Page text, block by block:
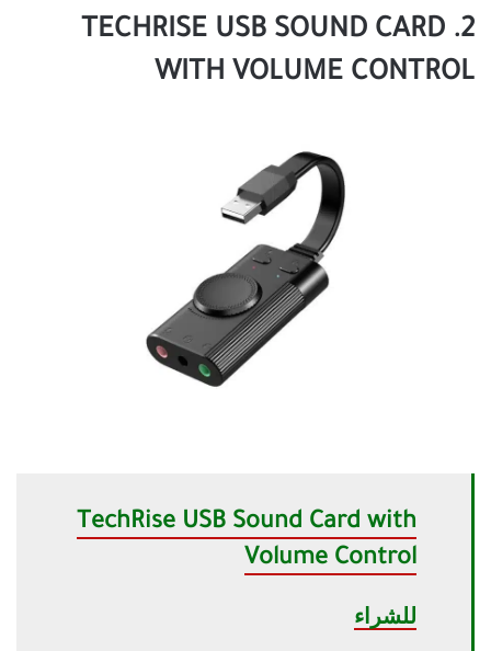
2. TECHRISE USB SOUND CARD
WITH VOLUME CONTROL
TechRise USB Sound Card with
Volume Control
للشراء